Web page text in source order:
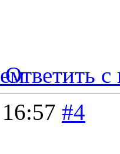
Ответить с
16:57 #4